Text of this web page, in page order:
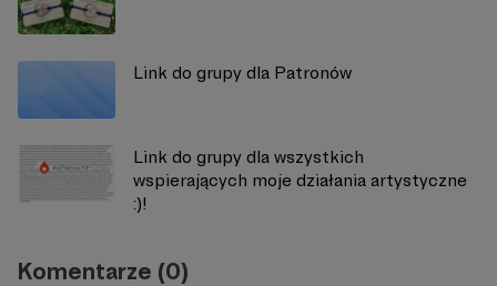
Link do grupy dla Patronów
Link do grupy dla wszystkich
wspierających moje działania artystyczne
:)!
Komentarze (0)